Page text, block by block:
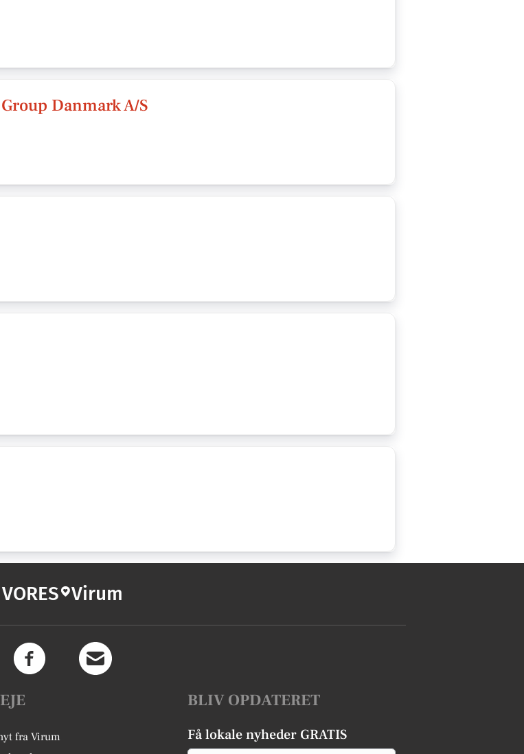
Danmark A/S
VORES Virum
fra Virum
BLIV OPDATERET
Få lokale nyheder GRATIS